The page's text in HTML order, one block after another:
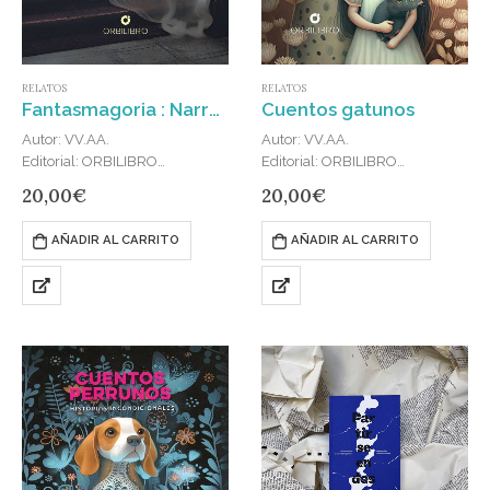
RELATOS
Fantasmagoria : Narraciones sobrenaturales
Autor: VV.AA.
Editorial: ORBILIBRO
ISBN: 978-84-10353-01-5
Fantasmagoría es un collage de
narraciones sobrenaturales de
escritores —algunos
insospechados para el género
nacionalidades, desde Bécquer
y…
20,00€
AÑADIR AL CARRITO
RELATOS
Cuentos gatunos
Autor: VV.AA.
Editorial: ORBILIBRO
ISBN: 978-84-10353-02-2
Explora el lado más siniestro de
los felinos con esta antología de
cuentos de horror escritos por
célebres maestros de la
20,00€
AÑADIR AL CARRITO